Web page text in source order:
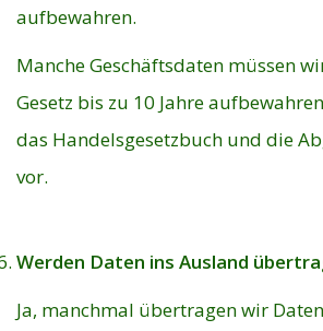
aufbewahren.
Manche Geschäftsdaten müssen
Gesetz bis zu 10 Jahre
das Handelsgesetzbuch und die
vor.
Werden Daten ins Ausland
Ja, manchmal übertragen wir